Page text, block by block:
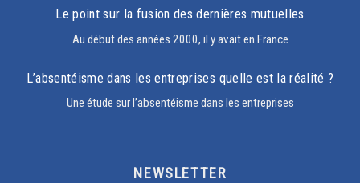
Le point sur la fusion des dernières mutuelles
Au début des années 2000, il y avait en France
L’absentéisme dans les entreprises quelle est la réalité ?
Une étude sur l’absentéisme dans les entreprises
NEWSLETTER